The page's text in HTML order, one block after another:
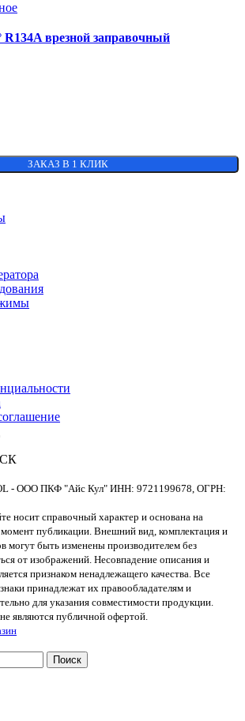
врезной заправочный
ЗАКАЗ В 1 КЛИК
- ООО ПКФ "Айс Кул" ИНН: 9721199678, ОГРН:
носит справочный характер и основана на
публикации. Внешний вид, комплектация и
могут быть изменены производителем без
от изображений. Несовпадение описания и
признаком ненадлежащего качества. Все
принадлежат их правообладателям и
для указания совместимости продукции.
являются публичной офертой.
Поиск